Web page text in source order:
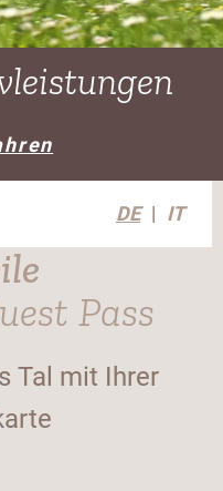
DE IT
Pass
Tal mit Ihrer